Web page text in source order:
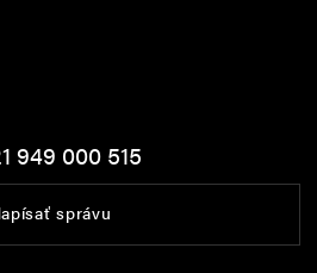
949 000 515
správu